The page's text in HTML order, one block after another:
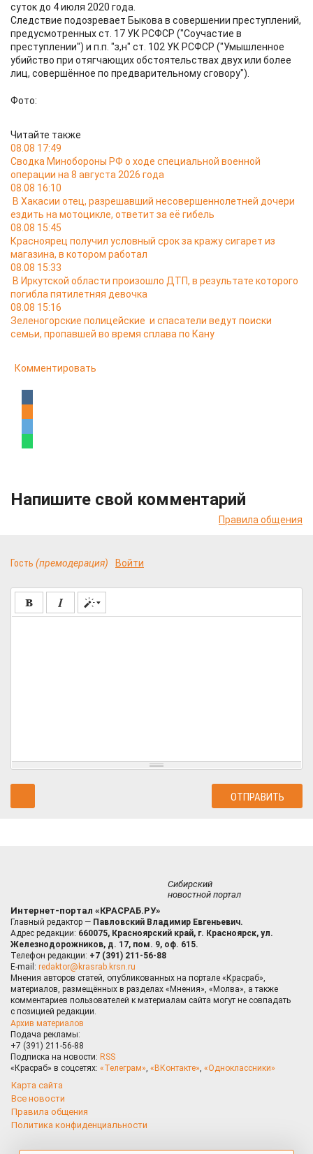
суток до 4 июля 2020 года.
Следствие подозревает Быкова в совершении преступлений,
предусмотренных ст. 17 УК РСФСР ("Соучастие в
преступлении") и п.п. "з,н" ст. 102 УК РСФСР ("Умышленное
убийство при отягчающих обстоятельствах двух или более
лиц, совершённое по предварительному сговору").
Фото:
Читайте также
08.08 17:49
Сводка Минобороны РФ о ходе специальной военной
операции на 8 августа 2026 года
08.08 16:10
В Хакасии отец, разрешавший несовершеннолетней дочери
ездить на мотоцикле, ответит за её гибель
08.08 15:45
Красноярец получил условный срок за кражу сигарет из
магазина, в котором работал
08.08 15:33
В Иркутской области произошло ДТП, в результате которого
погибла пятилетняя девочка
08.08 15:16
Зеленогорские полицейские и спасатели ведут поиски
семьи, пропавшей во время сплава по Кану
Комментировать
Напишите свой комментарий
Правила общения
Гость (премодерация) Войти
Сибирский
новостной портал
Интернет-портал «КРАСРАБ.РУ»
Главный редактор — Павловский Владимир Евгеньевич.
Адрес редакции: 660075, Красноярский край, г. Красноярск, ул.
Железнодорожников, д. 17, пом. 9, оф. 615.
Телефон редакции: +7 (391) 211-56-88
E-mail: redaktor@krasrab.krsn.ru
Мнения авторов статей, опубликованных на портале «Красраб»,
материалов, размещённых в разделах «Мнения», «Молва», а также
комментариев пользователей к материалам сайта могут не совпадать
с позицией редакции.
Архив материалов
Подача рекламы:
+7 (391) 211-56-88
Подписка на новости: RSS
«Красраб» в соцсетях: «Телеграм», «ВКонтакте», «Одноклассники»
Карта сайта
Все новости
Правила общения
Политика конфиденциальности